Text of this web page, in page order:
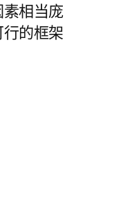
相当庞
的框架